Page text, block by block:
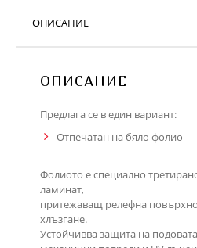
ОПИСАНИЕ
ОПИСАНИЕ
Предлага се в един вариант:
Отпечатан на бяло фолио
Фолиото е специално
ламинат,
притежаващ релефна
хлъзгане.
Устойчивва защита на